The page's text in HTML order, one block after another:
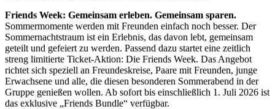
Friends Week: Gemeinsam erleben. Gemeinsam sparen.
Sommermomente werden mit Freunden einfach noch besser. Der
Sommernachtstraum ist ein Erlebnis, das davon lebt, gemeinsam
geteilt und gefeiert zu werden. Passend dazu startet eine zeitlich
streng limitierte Ticket-Aktion: Die Friends Week. Das Angebot
richtet sich speziell an Freundeskreise, Paare mit Freunden, junge
Erwachsene und alle, die diesen besonderen Sommerabend in der
Gruppe genießen wollen. Ab sofort bis einschließlich 1. Juli 2026 ist
das exklusive „Friends Bundle“ verfügbar.